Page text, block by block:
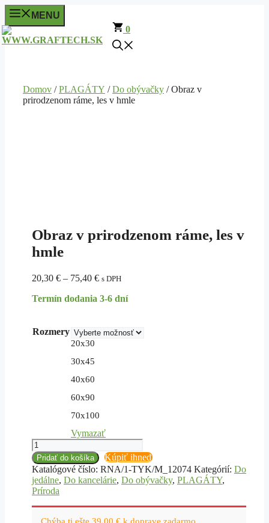
Preskočiť
na
obsah
MENU
0
Domov /PLAGÁTY /Do obývačky / Obraz v
prirodzenom ráme, les v hmle
Obraz v prirodzenom ráme, les v
hmle
20,30 € – 75,40 €Price
20,30 €
s DPH
Termín dodania 3-6 dní
Rozmery
20x30
30x45
40x60
60x90
70x100
Vymazať
množstvo
Obraz
v
prirodzenom
ráme,
les
v
hmle
Pridať do košíka
Kúpiť ihneď
Katalógové číslo: RNA/1-TYK/M_12074 Kategórií: Do
jedálne, Do kancelárie, Do obývačky, PLAGÁTY,
Príroda
Chýba ti ešte 39,00 € k doprave zadarmo